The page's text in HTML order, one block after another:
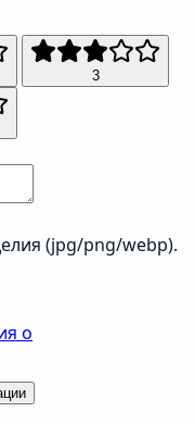
3
(jpg/png/webp).
о